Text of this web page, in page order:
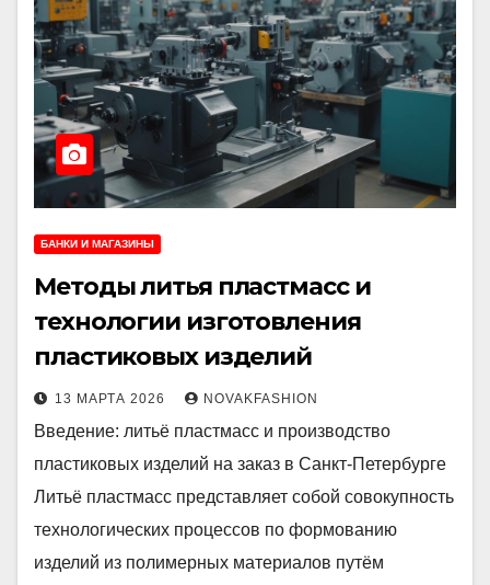
БАНКИ И МАГАЗИНЫ
Методы литья пластмасс и
технологии изготовления
пластиковых изделий
13 МАРТА 2026 NOVAKFASHION
Введение: литьё пластмасс и производство
пластиковых изделий на заказ в Санкт-Петербурге
Литьё пластмасс представляет собой совокупность
технологических процессов по формованию
изделий из полимерных материалов путём